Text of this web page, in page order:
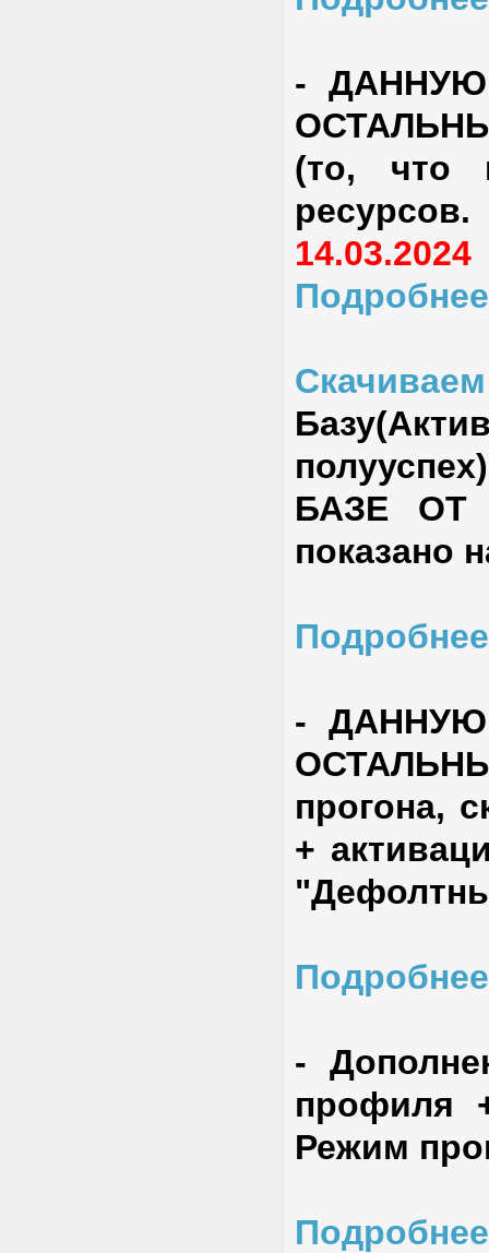
-
(то, что
14.03.2024
Подробнее
БАЗЕ ОТ
показано
Подробнее
-
прогона,
+
Подробнее
-
профиля
Режим
Подробнее